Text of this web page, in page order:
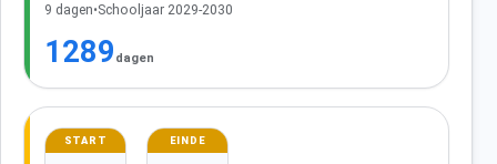
9 dagen•Schooljaar 2029-2030
1289 dagen
START EINDE